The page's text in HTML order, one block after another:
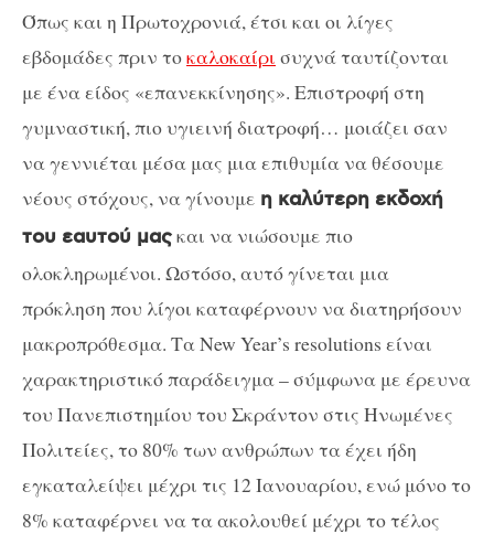
Όπως και η Πρωτοχρονιά, έτσι και οι λίγες
εβδομάδες πριν τοκαλοκαίρι συχνά ταυτίζονται
με ένα είδος «επανεκκίνησης». Επιστροφή στη
γυμναστική, πιο υγιεινή διατροφή… μοιάζει σαν
να γεννιέται μέσα μας μια επιθυμία να θέσουμε
νέους στόχους, να γίνουμε η καλύτερη εκδοχή
του εαυτού μαςκαι να νιώσουμε πιο
ολοκληρωμένοι. Ωστόσο, αυτό γίνεται μια
πρόκληση που λίγοι καταφέρνουν να διατηρήσουν
μακροπρόθεσμα. Τα New Year’s resolutions είναι
χαρακτηριστικό παράδειγμα – σύμφωνα με έρευνα
του Πανεπιστημίου του Σκράντον στις Ηνωμένες
Πολιτείες, το 80% των ανθρώπων τα έχει ήδη
εγκαταλείψει μέχρι τις 12 Ιανουαρίου, ενώ μόνο το
8% καταφέρνει να τα ακολουθεί μέχρι το τέλος